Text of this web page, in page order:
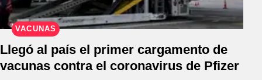
VACUNAS
Llegó al país el primer cargamento de
vacunas contra el coronavirus de Pfizer